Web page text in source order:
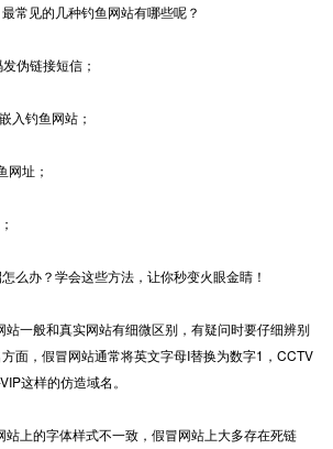
常见的几种钓鱼网站有哪些呢？
伪链接短信；
入钓鱼网站；
网址；
么办？学会这些方法，让你秒变火眼金睛！
一般和真实网站有细微区别，有疑问时要仔细辨别
面，假冒网站通常将英文字母I替换为数字1，CCTV
这样的仿造域名。
上的字体样式不一致，假冒网站上大多存在死链